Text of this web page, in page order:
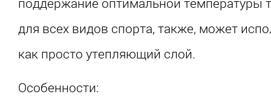
для всех видов спорта, также, может
как просто утепляющий слой.
Особенности: